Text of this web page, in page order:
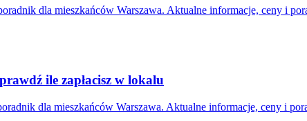
dla mieszkańców Warszawa. Aktualne informacje, ceny i
ile zapłacisz w lokalu
dla mieszkańców Warszawa. Aktualne informacje, ceny i